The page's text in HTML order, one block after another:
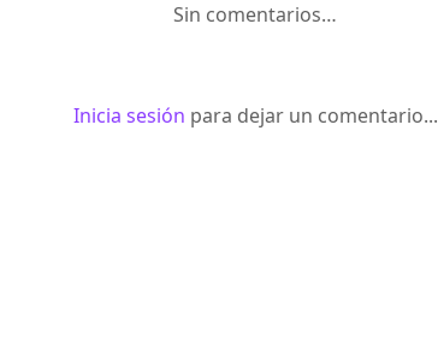
Sin comentarios…
Inicia sesión para dejar un comentario...